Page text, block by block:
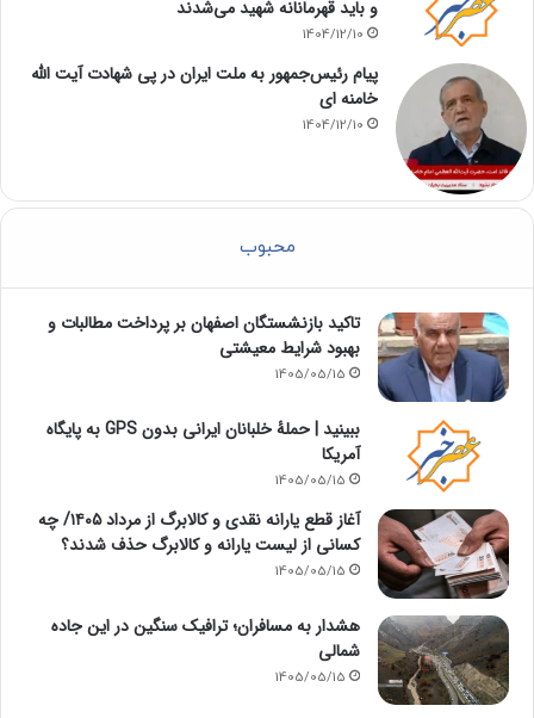
و باید قهرمانانه شهید می‌شدند
1404/12/10
پیام رئیس‌جمهور به ملت ایران در پی شهادت آیت الله
خامنه ای
1404/12/10
محبوب
تاکید بازنشستگان اصفهان بر پرداخت مطالبات و
بهبود شرایط معیشتی
1405/05/15
ببینید | حملۀ خلبانان ایرانی بدون GPS به پایگاه
آمریکا
1405/05/15
آغاز قطع یارانه نقدی و کالابرگ از مرداد ۱۴۰۵/ چه
کسانی از لیست یارانه و کالابرگ حذف شدند؟
1405/05/15
هشدار به مسافران؛ ترافیک سنگین در این جاده
شمالی
1405/05/15